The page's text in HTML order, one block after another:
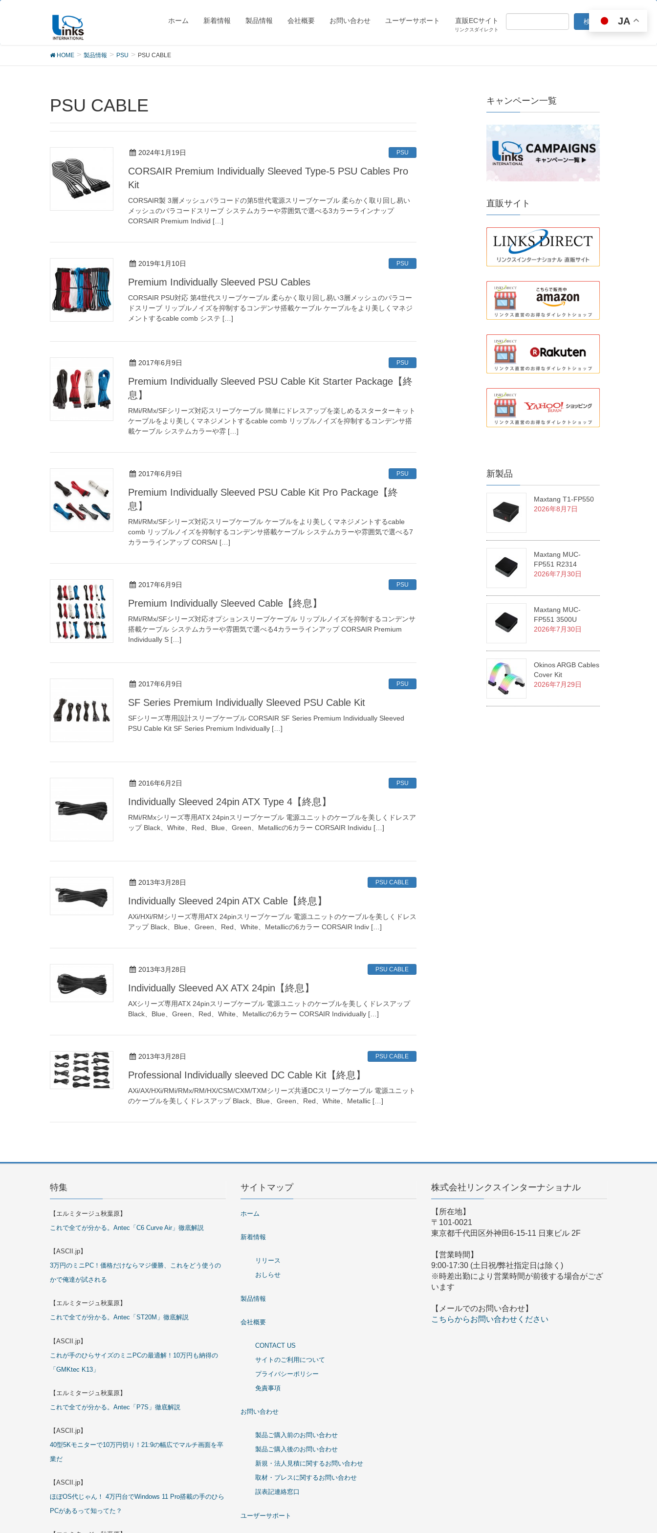
ホーム 新着情報 製品情報 会社概要 お問い合わせ ユーザーサポート 直販ECサイト
リンクスダイレクト
製品
HOME 製品情報 PSU PSU CABLE
PSU CABLE
2024年1月19日 PSU
CORSAIR Premium Individually Sleeved Type-5 PSU Cables Pro
Kit
CORSAIR製 3層メッシュパラコードの第5世代電源スリーブケーブル 柔らかく取り回し易い
メッシュのパラコードスリーブ システムカラーや雰囲気で選べる3カラーラインナップ
CORSAIR Premium Individ […]
2019年1月10日 PSU
Premium Individually Sleeved PSU Cables
CORSAIR PSU対応 第4世代スリーブケーブル 柔らかく取り回し易い3層メッシュのパラコー
ドスリーブ リップルノイズを抑制するコンデンサ搭載ケーブル ケーブルをより美しくマネジ
メントするcable comb システ […]
2017年6月9日 PSU
Premium Individually Sleeved PSU Cable Kit Starter Package【終
息】
RMi/RMx/SFシリーズ対応スリーブケーブル 簡単にドレスアップを楽しめるスターターキット
ケーブルをより美しくマネジメントするcable comb リップルノイズを抑制するコンデンサ搭
載ケーブル システムカラーや雰 […]
2017年6月9日 PSU
Premium Individually Sleeved PSU Cable Kit Pro Package【終
息】
RMi/RMx/SFシリーズ対応スリーブケーブル ケーブルをより美しくマネジメントするcable
comb リップルノイズを抑制するコンデンサ搭載ケーブル システムカラーや雰囲気で選べる7
カラーラインアップ CORSAI […]
2017年6月9日 PSU
Premium Individually Sleeved Cable【終息】
RMi/RMx/SFシリーズ対応オプションスリーブケーブル リップルノイズを抑制するコンデンサ
搭載ケーブル システムカラーや雰囲気で選べる4カラーラインアップ CORSAIR Premium
Individually S […]
2017年6月9日 PSU
SF Series Premium Individually Sleeved PSU Cable Kit
SFシリーズ専用設計スリーブケーブル CORSAIR SF Series Premium Individually Sleeved
PSU Cable Kit SF Series Premium Individually […]
2016年6月2日 PSU
Individually Sleeved 24pin ATX Type 4【終息】
RMi/RMxシリーズ専用ATX 24pinスリーブケーブル 電源ユニットのケーブルを美しくドレスア
ップ Black、White、Red、Blue、Green、Metallicの6カラー CORSAIR Individu […]
2013年3月28日 PSU CABLE
Individually Sleeved 24pin ATX Cable【終息】
AXi/HXi/RMシリーズ専用ATX 24pinスリーブケーブル 電源ユニットのケーブルを美しくドレス
アップ Black、Blue、Green、Red、White、Metallicの6カラー CORSAIR Indiv […]
2013年3月28日 PSU CABLE
Individually Sleeved AX ATX 24pin【終息】
AXシリーズ専用ATX 24pinスリーブケーブル 電源ユニットのケーブルを美しくドレスアップ
Black、Blue、Green、Red、White、Metallicの6カラー CORSAIR Individually […]
2013年3月28日 PSU CABLE
Professional Individually sleeved DC Cable Kit【終息】
AXi/AX/HXi/RMi/RMx/RM/HX/CSM/CXM/TXMシリーズ共通DCスリーブケーブル 電源ユニット
のケーブルを美しくドレスアップ Black、Blue、Green、Red、White、Metallic […]
キャンペーン一覧
直販サイト
新製品
Maxtang T1-FP550
2026年8月7日
Maxtang MUC-
FP551 R2314
2026年7月30日
Maxtang MUC-
FP551 3500U
2026年7月30日
Okinos ARGB Cables
Cover Kit
2026年7月29日
特集
【エルミタージュ秋葉原】
これで全てが分かる。Antec「C6 Curve Air」徹底解説
【ASCII.jp】
3万円のミニPC！価格だけならマジ優勝、これをどう使うの
かで俺達が試される
【エルミタージュ秋葉原】
これで全てが分かる。Antec「ST20M」徹底解説
【ASCII.jp】
これが手のひらサイズのミニPCの最適解！10万円も納得の
「GMKtec K13」
【エルミタージュ秋葉原】
これで全てが分かる。Antec「P7S」徹底解説
【ASCII.jp】
40型5Kモニターで10万円切り！21:9の幅広でマルチ画面を卒
業だ
【ASCII.jp】
ほぼOS代じゃん！ 4万円台でWindows 11 Pro搭載の手のひら
PCがあるって知ってた？
サイトマップ
ホーム
新着情報
リリース
おしらせ
製品情報
会社概要
CONTACT US
サイトのご利用について
プライバシーポリシー
免責事項
お問い合わせ
製品ご購入前のお問い合わせ
製品ご購入後のお問い合わせ
新規・法人見積に関するお問い合わせ
取材・プレスに関するお問い合わせ
誤表記連絡窓口
ユーザーサポート
株式会社リンクスインターナショナル
【所在地】
〒101-0021
東京都千代田区外神田6-15-11 日東ビル 2F
【営業時間】
9:00-17:30 (土日祝/弊社指定日は除く)
※時差出勤により営業時間が前後する場合がござ
います
【メールでのお問い合わせ】
こちらからお問い合わせください
JA